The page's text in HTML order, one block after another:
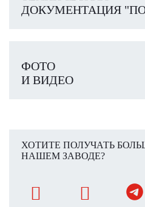
ДОКУМЕНТАЦИЯ
ФОТО
И ВИДЕО
ХОТИТЕ ПОЛУЧАТЬ
НАШЕМ ЗАВОДЕ?